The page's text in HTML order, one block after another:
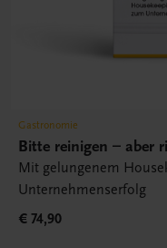
Gastronomie
Bitte reinigen – aber
Mit gelungenem
Unternehmenserfolg
€ 74,90